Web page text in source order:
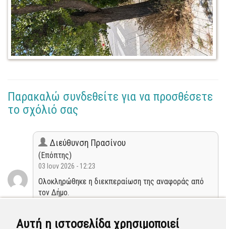
Αυτή η ιστοσελίδα χρησιμοποιεί
Παρακαλώ συνδεθείτε για να προσθέσετε
το σχόλιό σας
Διεύθυνση Πρασίνου
(Επόπτης)
03 Ιουν 2026 - 12:23
Ολοκληρώθηκε η διεκπεραίωση της αναφοράς από
τον Δήμο.